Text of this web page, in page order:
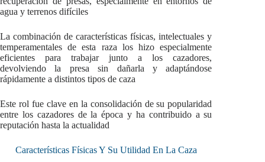
agua y terrenos difíciles
La combinación de características físicas, intelectuales y
temperamentales de esta raza los hizo especialmente
eficientes para trabajar junto a los cazadores,
devolviendo la presa sin dañarla y adaptándose
rápidamente a distintos tipos de caza
Este rol fue clave en la consolidación de su popularidad
entre los cazadores de la época y ha contribuido a su
reputación hasta la actualidad
Características Físicas Y Su Utilidad En La Caza